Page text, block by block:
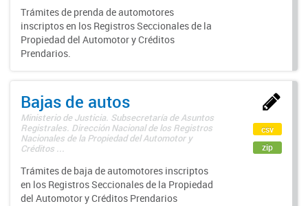
Trámites de prenda de automotores
inscriptos en los Registros Seccionales de la
Propiedad del Automotor y Créditos
Prendarios.
Bajas de autos
Ministerio de Justicia. Subsecretaría de Asuntos
Registrales. Dirección Nacional de los Registros
Nacionales de la Propiedad del Automotor y
Créditos ...
Trámites de baja de automotores inscriptos
en los Registros Seccionales de la Propiedad
del Automotor y Créditos Prendarios
csv
zip